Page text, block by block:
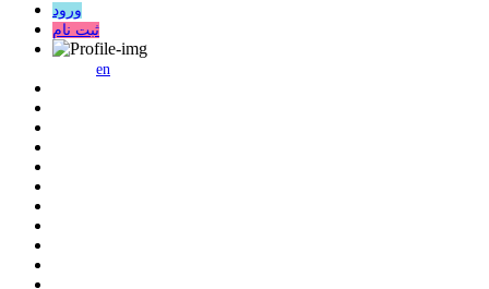
ورود
ثبت نام
en